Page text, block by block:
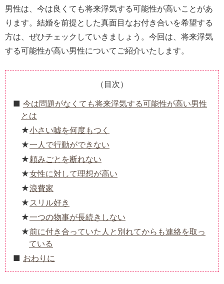
男性は、今は良くても将来浮気する可能性が高いことがあ
ります。結婚を前提とした真面目なお付き合いを希望する
方は、ぜひチェックしていきましょう。今回は、将来浮気
する可能性が高い男性についてご紹介いたします。
（目次）
今は問題がなくても将来浮気する可能性が高い男性
とは
小さい嘘を何度もつく
一人で行動ができない
頼みごとを断れない
女性に対して理想が高い
浪費家
スリル好き
一つの物事が長続きしない
前に付き合っていた人と別れてからも連絡を取っ
ている
おわりに